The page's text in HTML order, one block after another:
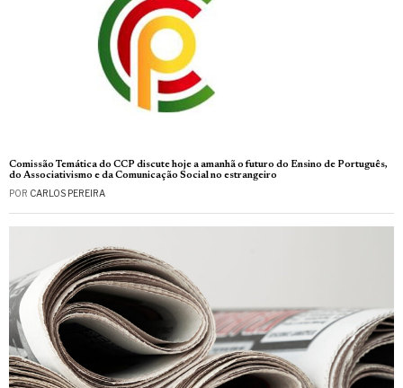
Comissão Temática do CCP discute hoje a amanhã o futuro do Ensino de Português,
do Associativismo e da Comunicação Social no estrangeiro
POR CARLOS PEREIRA